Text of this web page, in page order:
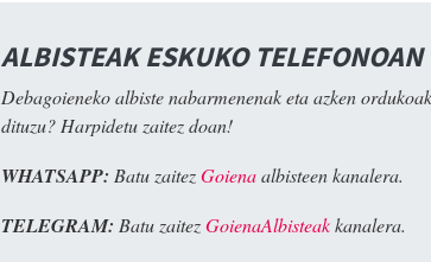
ALBISTEAK ESKUKO TELEFONOAN
Debagoieneko albiste nabarmenenak eta azken
dituzu? Harpidetu zaitez doan!
WHATSAPP: Batu zaitezGoienaalbisteen kanalera.
TELEGRAM: Batu zaitezGoienaAlbisteakkanalera.